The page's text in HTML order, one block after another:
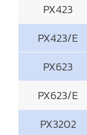
PX423
PX423/E
PX623
PX623/E
PX3202